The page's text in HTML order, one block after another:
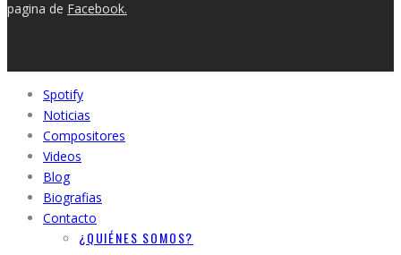
pagina de Facebook.
Spotify
Noticias
Compositores
Videos
Blog
Biografias
Contacto
¿QUIÉNES SOMOS?